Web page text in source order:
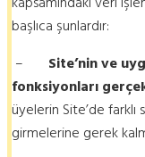
başlıca şunlardır:
– Site’nin ve
fonksiyonları
üyelerin Site’de
girmelerine gerek